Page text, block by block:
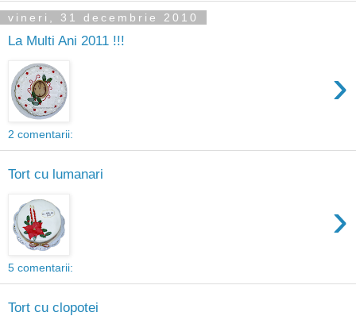
vineri, 31 decembrie 2010
La Multi Ani 2011 !!!
›
2 comentarii:
Tort cu lumanari
›
5 comentarii:
Tort cu clopotei